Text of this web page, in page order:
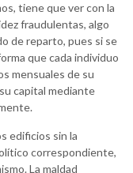
tiene que ver con la
fraudulentas, algo
de reparto, pues si se
que cada individuo
mensuales de su
capital mediante
edificios sin la
correspondiente,
La maldad